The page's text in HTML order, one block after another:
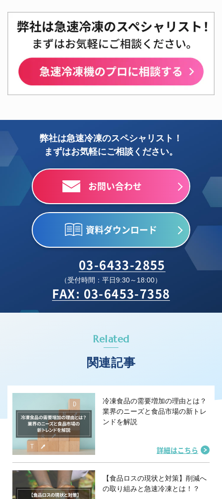
弊社は急速冷凍のスペシャリスト！
まずはお気軽にご相談ください。
お問い合わせ
資料ダウンロード
03-6433-2855
（受付時間：平日9:30～18:00）
FAX: 03-6453-7358
Related
関連記事
冷凍食品の需要増加の理由とは？
業界のニーズと食品市場の新トレ
ンドを解説
詳細はこちら
【食品ロスの現状と対策】削減へ
の取り組みと急速冷凍とは！？